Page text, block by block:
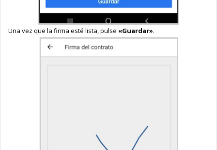
Una vez que la firma esté lista, pulse «Guardar».